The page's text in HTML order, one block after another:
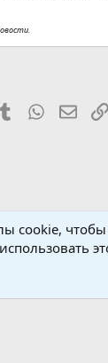
Tumblr WhatsApp
Hardware
cookie,